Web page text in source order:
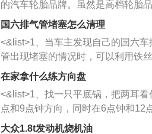
的汽车轮胎品牌。虽然是高档轮胎品
牌，但是中高低端的轮胎都有生产，
也是为了更好的开拓市场。
国六排气管堵塞怎么清理
<&list>1、当车主发现自己的国六车
管出现堵塞的情况时，可以利用铁
者是细棍，直接将杂物给取出来，如
堵塞情况比较严重，也可以采取应急
施。 <&list>2、直接利用木棍将所
杂物推到排气管里面的位置处，然
三元催化器拆解开，就可以将堵塞的
在家拿什么练方向盘
<&list>1、找一只平底锅，把两耳看
点和9点钟方向，同时在6点钟和12
方向做一个标记。 <&list>2、双手握
大众1.8t发动机烧机油